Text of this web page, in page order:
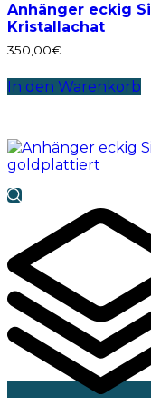
Anhänger eckig
Kristallachat
350,00€
In den Warenkorb